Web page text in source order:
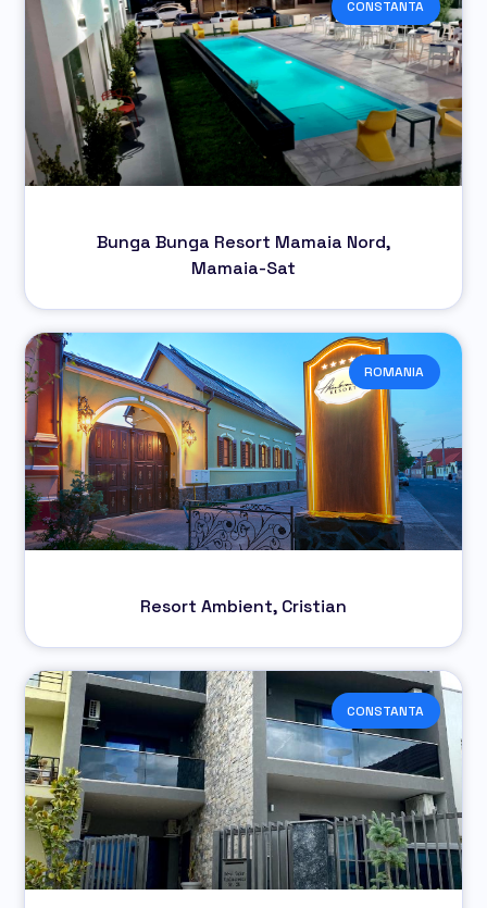
CONSTANTA
Bunga Bunga Resort Mamaia Nord,
Mamaia-Sat
ROMANIA
Resort Ambient, Cristian
CONSTANTA